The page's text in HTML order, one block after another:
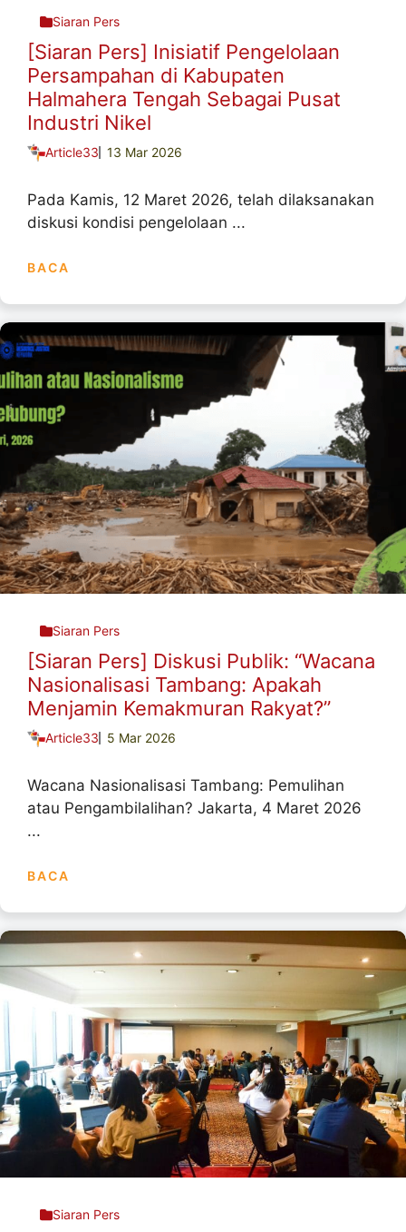
Siaran Pers
[Siaran Pers] Inisiatif Pengelolaan
Persampahan di Kabupaten
Halmahera Tengah Sebagai Pusat
Industri Nikel
Article33 13 Mar 2026
Pada Kamis, 12 Maret 2026, telah dilaksanakan
diskusi kondisi pengelolaan ...
BACA
Siaran Pers
[Siaran Pers] Diskusi Publik: “Wacana
Nasionalisasi Tambang: Apakah
Menjamin Kemakmuran Rakyat?”
Article33 5 Mar 2026
Wacana Nasionalisasi Tambang: Pemulihan
atau Pengambilalihan? Jakarta, 4 Maret 2026
...
BACA
Siaran Pers